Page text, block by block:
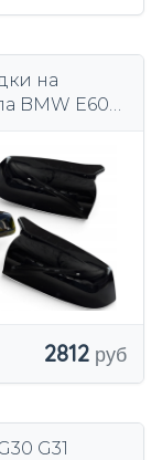
на
BMW E60
зеркала M-
2812
G31